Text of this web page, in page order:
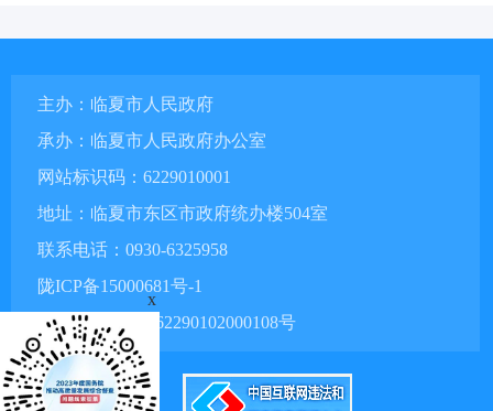
主办：临夏市人民政府
承办：临夏市人民政府办公室
网站标识码：6229010001
地址：临夏市东区市政府统办楼504室
联系电话：0930-6325958
陇ICP备15000681号-1
甘公网安备 62290102000108号
x